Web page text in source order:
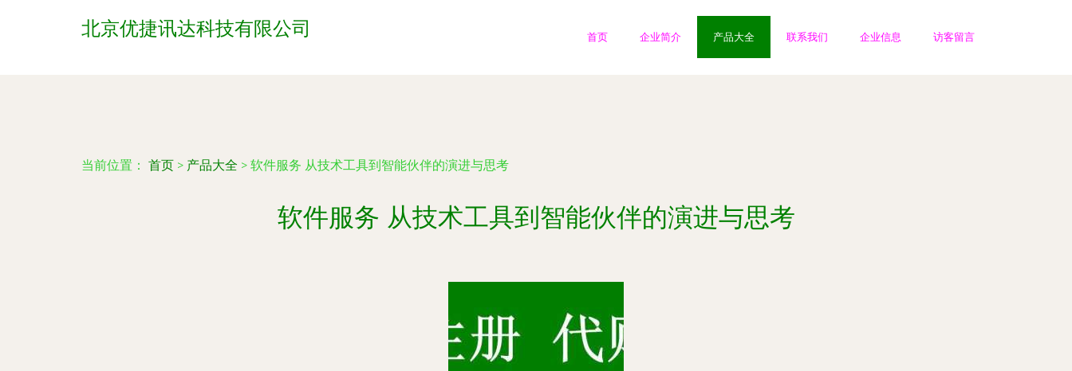
北京优捷讯达科技有限公司 首页 企业简介 产品大全 联系我们 企业信息 访客留言
当前位置： 首页 > 产品大全 > 软件服务 从技术工具到智能伙伴的演进与思考
软件服务 从技术工具到智能伙伴的演进与思考